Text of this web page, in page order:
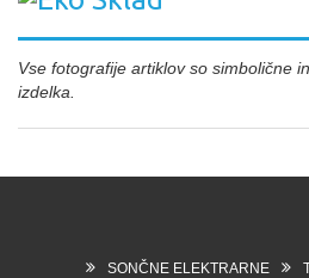
Vse fotografije artiklov so simbolične
izdelka.
SONČNE ELEKTRARNE